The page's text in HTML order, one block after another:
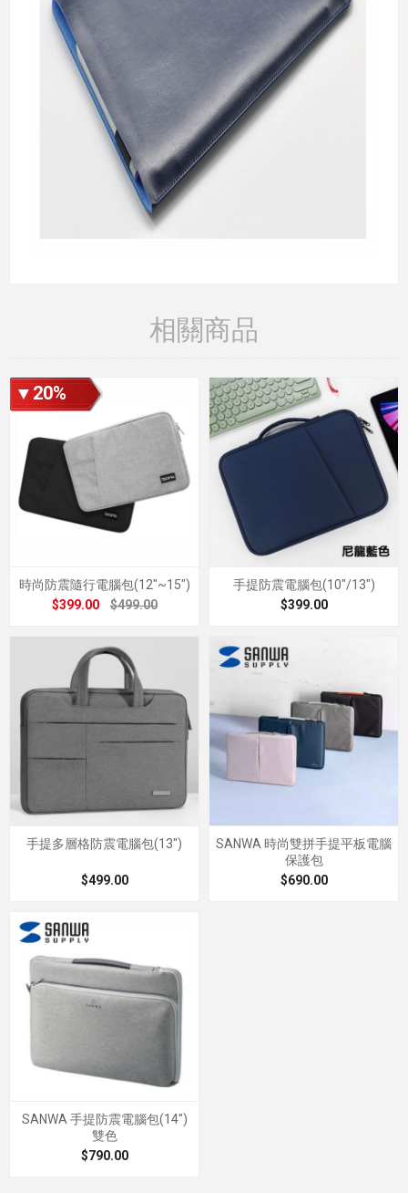
相關商品
▼20%
時尚防震隨行電腦包(12"~15")
$399.00
$499.00
手提防震電腦包(10"/13")
$399.00
手提多層格防震電腦包(13")
$499.00
SANWA 時尚雙拼手提平板電腦
保護包
$690.00
SANWA 手提防震電腦包(14")
雙色
$790.00